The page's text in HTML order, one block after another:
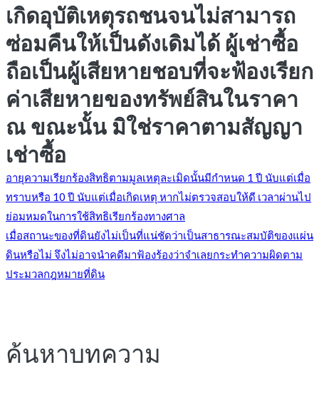
เกิดอุบัติเหตุรถชนจนไม่สามารถ
ซ่อมคืนให้เป็นดังเดิมได้ ผู้เช่าซื้อ
ถือเป็นผู้เสียหายชอบที่จะฟ้องเรียก
ค่าเสียหายของทรัพย์สินในราคา
ณ ขณะนั้น มิใช่ราคาตามสัญญา
เช่าซื้อ
แนะแนว
เรื่อง
อายุความเรียกร้องสิทธิตามมูลเหตุละเมิดนั้นมีกำหนด 1 ปี นับแต่เมื่อ
ทราบหรือ 10 ปี นับแต่เมื่อเกิดเหตุ หากไม่ตรวจสอบให้ดี เวลาผ่านไป
ย่อมหมดในการใช้สิทธิเรียกร้องทางศาล
เมื่อสถานะของที่ดินยังไม่เป็นที่แน่ชัดว่าเป็นสาธารณะสมบัติของแผ่น
ดินหรือไม่ จึงไม่อาจนำคดีมาฟ้องร้องว่าจำเลยกระทำความผิดตาม
ประมวลกฎหมายที่ดิน
ค้นหาบทความ